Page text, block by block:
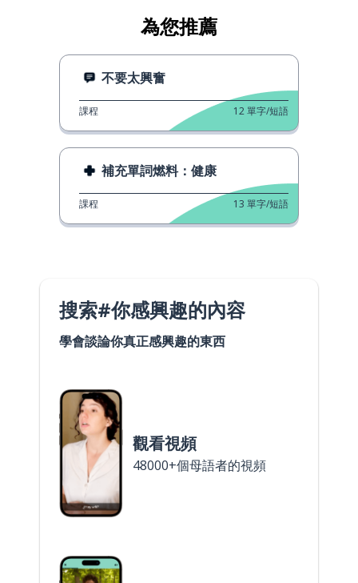
為您推薦
不要太興奮
課程 12單字/短語
補充單詞燃料：健康
課程 13 單字/短語
搜索#你感興趣的內容
學會談論你真正感興趣的東西
觀看視頻
48000+個母語者的視頻